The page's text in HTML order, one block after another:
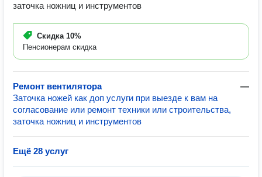
заточка ножниц и инструментов
Скидка 10%
Пенсионерам скидка
Ремонт вентилятора
—
Заточка ножей как доп услуги при выезде к вам на
согласование или ремонт техники или строительства,
заточка ножниц и инструментов
Ещё 28 услуг